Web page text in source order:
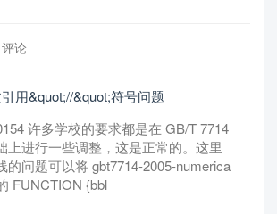
论
用&quot;//&quot;符号问题
许多学校的要求都是在 GB/T 7714
上进行一些调整，这是正常的。这里
的问题可以将 gbt7714-2005-numerica
FUNCTION {bbl